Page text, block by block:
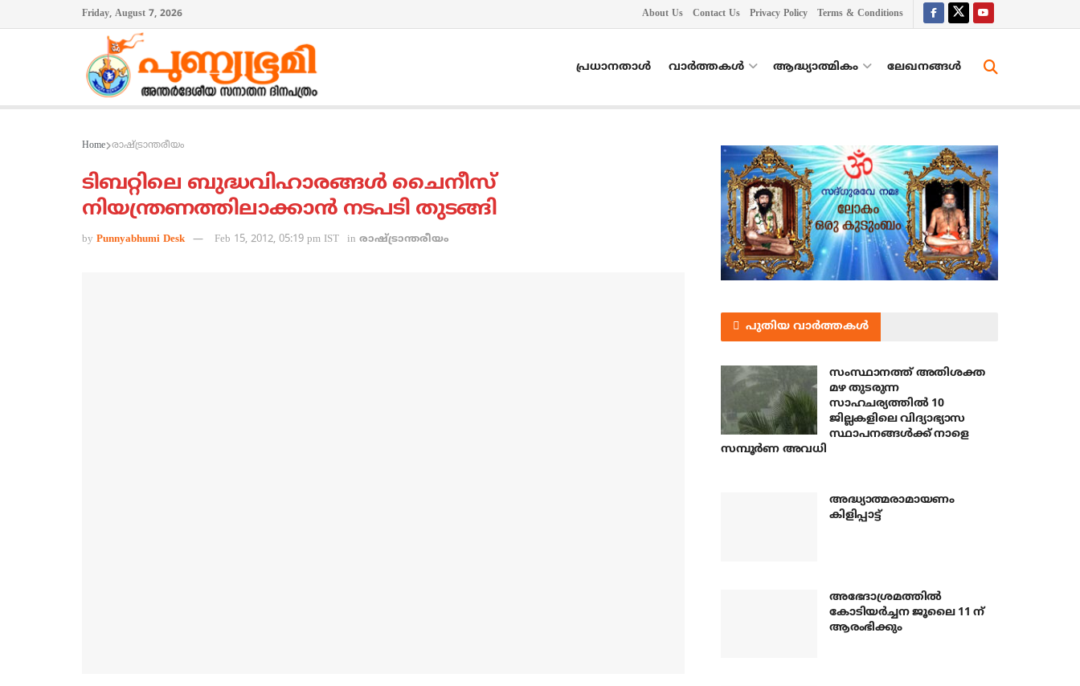
Friday, August 7, 2026 About Us Contact Us Privacy Policy Terms & Conditions
പ്രധാനതാൾ വാർത്തകൾ ആദ്ധ്യാത്മികം ലേഖനങ്ങള്‍
Home രാഷ്ട്രാന്തരീയം
ടിബറ്റിലെ ബുദ്ധവിഹാരങ്ങള്‍ ചൈനീസ്
നിയന്ത്രണത്തിലാക്കാന്‍ നടപടി തുടങ്ങി
by Punnyabhumi Desk Feb 15, 2012, 05:19 pm IST in രാഷ്ട്രാന്തരീയം
പുതിയ വാർത്തകൾ
സംസ്ഥാനത്ത് അതിശക്ത
മഴ തുടരുന്ന
സാഹചര്യത്തിൽ 10
ജില്ലകളിലെ വിദ്യാഭ്യാസ
സ്ഥാപനങ്ങൾക്ക് നാളെ
സമ്പൂർണ അവധി
അദ്ധ്യാത്മരാമായണം
കിളിപ്പാട്ട്
അഭേദാശ്രമത്തില്‍
കോടിയര്‍ച്ചന ജൂലൈ 11 ന്
ആരംഭിക്കും